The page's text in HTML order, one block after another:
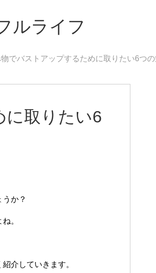
ルライフ
でバストアップするために取りたい6つ
に取りたい6
か？
。
介していきます。